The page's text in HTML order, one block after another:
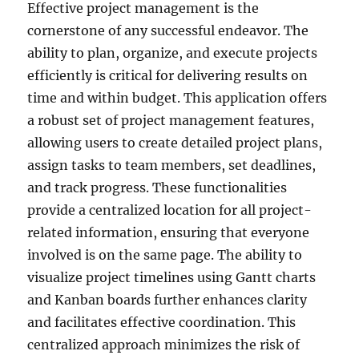
Effective project management is the
cornerstone of any successful endeavor. The
ability to plan, organize, and execute projects
efficiently is critical for delivering results on
time and within budget. This application offers
a robust set of project management features,
allowing users to create detailed project plans,
assign tasks to team members, set deadlines,
and track progress. These functionalities
provide a centralized location for all project-
related information, ensuring that everyone
involved is on the same page. The ability to
visualize project timelines using Gantt charts
and Kanban boards further enhances clarity
and facilitates effective coordination. This
centralized approach minimizes the risk of